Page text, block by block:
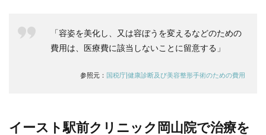
「容姿を美化し、又は容ぼうを変えるなどのための
費用は、医療費に該当しないことに留意する」
参照元： 国税庁|健康診断及び美容整形手術のための費用
イースト駅前クリニック岡山院で治療を